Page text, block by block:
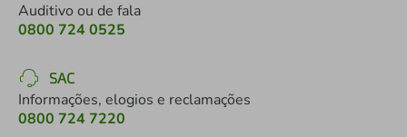
Auditivo ou de fala
0800 724 0525
SAC
Informações, elogios e reclamações
0800 724 7220